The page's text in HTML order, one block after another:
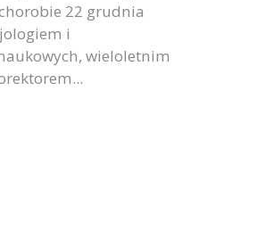
chorobie 22 grudnia
i
wieloletnim